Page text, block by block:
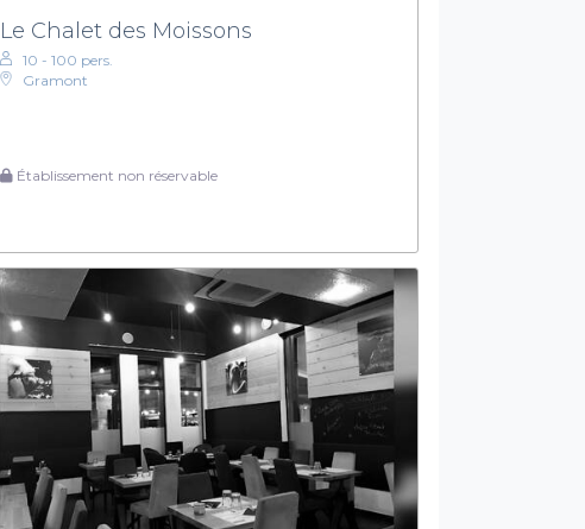
Le Chalet des Moissons
10 - 100 pers.
Gramont
Établissement non réservable